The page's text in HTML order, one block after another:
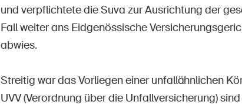
und verpflichtete die Suva zur Ausrichtung der
Fall weiter ans Eidgenössische
abwies.
Streitig war das Vorliegen einer unfallähnlichen
UVV (Verordnung über die Unfallversicherung)